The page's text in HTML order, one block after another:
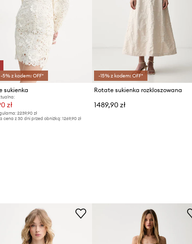
5% z kodem: OFF*
sukienka
zł
2239,90 zł
cena z 30 dni przed obniżką:1269,90 zł
-15% z kodem: OFF*
Rotate sukienka rozkloszowana
1489,90 zł